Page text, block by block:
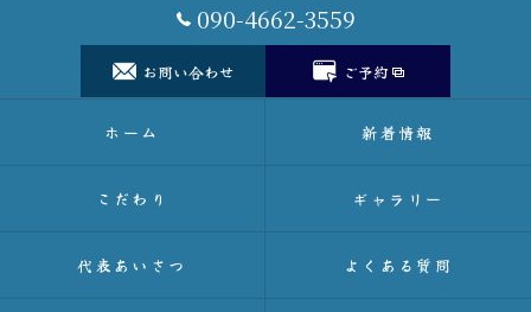
090-4662-3559
お問い合わせ ご予約
ホーム 新着情報
こだわり ギャラリー
代表あいさつ よくある質問